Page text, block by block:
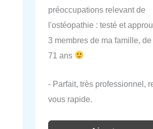
préoccupations relevant de
l'ostéopathie : testé et
3 membres de ma famille, de
71 ans
- Parfait, très professionnel,
vous rapide.